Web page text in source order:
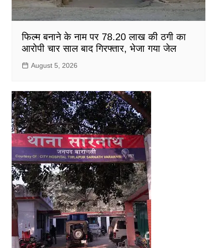
फिल्म बनाने के नाम पर 78.20 लाख की ठगी का
आरोपी चार साल बाद गिरफ्तार, भेजा गया जेल
August 5, 2026